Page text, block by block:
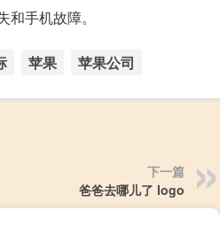
手机故障。
苹果 苹果公司
下一篇
爸爸去哪儿了 logo